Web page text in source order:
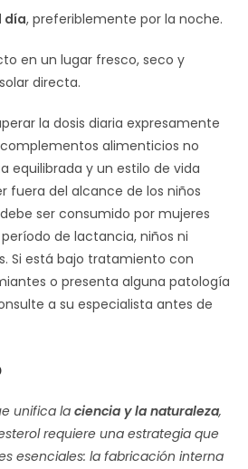
día, preferiblemente por la noche.
en un lugar fresco, seco y
directa.
la dosis diaria expresamente
alimenticios no
equilibrada y un estilo de vida
fuera del alcance de los niños
ser consumido por mujeres
de lactancia, niños ni
Si está bajo tratamiento con
o presenta alguna patología
a su especialista antes de
unifica la ciencia y la naturaleza,
requiere una estrategia que
esenciales: la fabricación interna